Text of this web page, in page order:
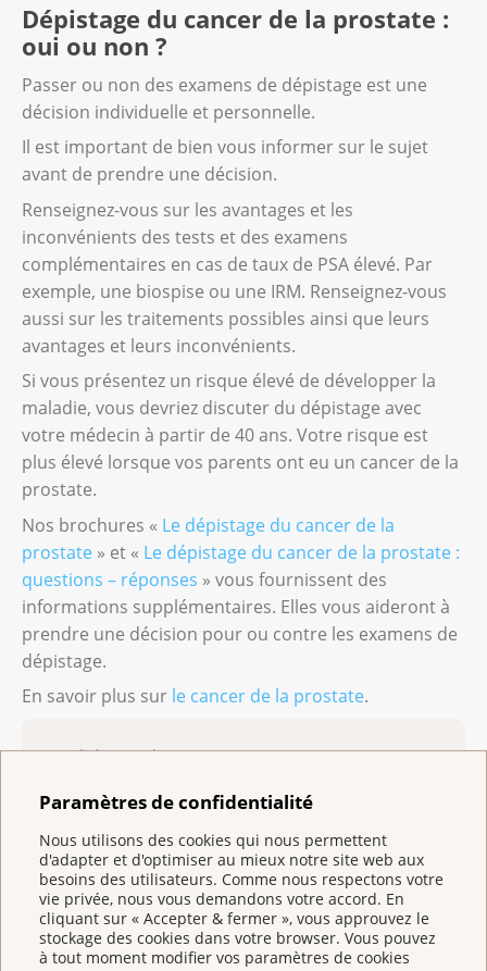
Paramètres de confidentialité
Nous utilisons des cookies qui nous permettent
d'adapter et d'optimiser au mieux notre site web aux
besoins des utilisateurs. Comme nous respectons votre
vie privée, nous vous demandons votre accord. En
cliquant sur « Accepter & fermer », vous approuvez le
stockage des cookies dans votre browser. Vous pouvez
à tout moment modifier vos paramètres de cookies
protéine présente dans le sang. Pour cela, on
en prélève un échantillon dans une veine. Le
laboratoire l’analyse puis mesure le taux de
PSA.
Ce test est simple et rapide. Un taux élevé
peut révéler un cancer de la prostate. Mais il
peut aussi être le signal d’autres maladies de
la prostate. Par exemple, une inflammation
ou une hyperplasie bénigne.
avec le doigt par le rectum. Cela lui permet
de vérifier la taille de la prostate et la
présence éventuelle de nodules. L’examen ne
dure que quelques minutes. Il est indolore
mais peut être désagréable.
Le toucher rectal est une méthode simple et
rapide. Toutefois, il ne permet de détecter
qu’une petite partie des tumeurs. En effet,
l’urologue n’arrive pas toujours à les palper.
Cela dépend de leur taille et de leur
localisation. Les spécialistes ne
recommandent donc plus cette méthode
pour le dépistage du cancer de la prostate.
Dépistage du cancer de la prostate :
oui ou non ?
Passer ou non des examens de dépistage est une
décision individuelle et personnelle.
Il est important de bien vous informer sur le sujet
avant de prendre une décision.
Renseignez-vous sur les avantages et les
inconvénients des tests et des examens
complémentaires en cas de taux de PSA élevé. Par
exemple, une biospise ou une IRM. Renseignez-vous
aussi sur les traitements possibles ainsi que leurs
avantages et leurs inconvénients.
Si vous présentez un risque élevé de développer la
maladie, vous devriez discuter du dépistage avec
votre médecin à partir de 40 ans. Votre risque est
plus élevé lorsque vos parents ont eu un cancer de la
prostate.
Nos brochures « Le dépistage du cancer de la
prostate » et « Le dépistage du cancer de la prostate :
questions – réponses » vous fournissent des
informations supplémentaires. Elles vous aideront à
prendre une décision pour ou contre les examens de
dépistage.
En savoir plus sur le cancer de la prostate.
actualisé en octobre 2025